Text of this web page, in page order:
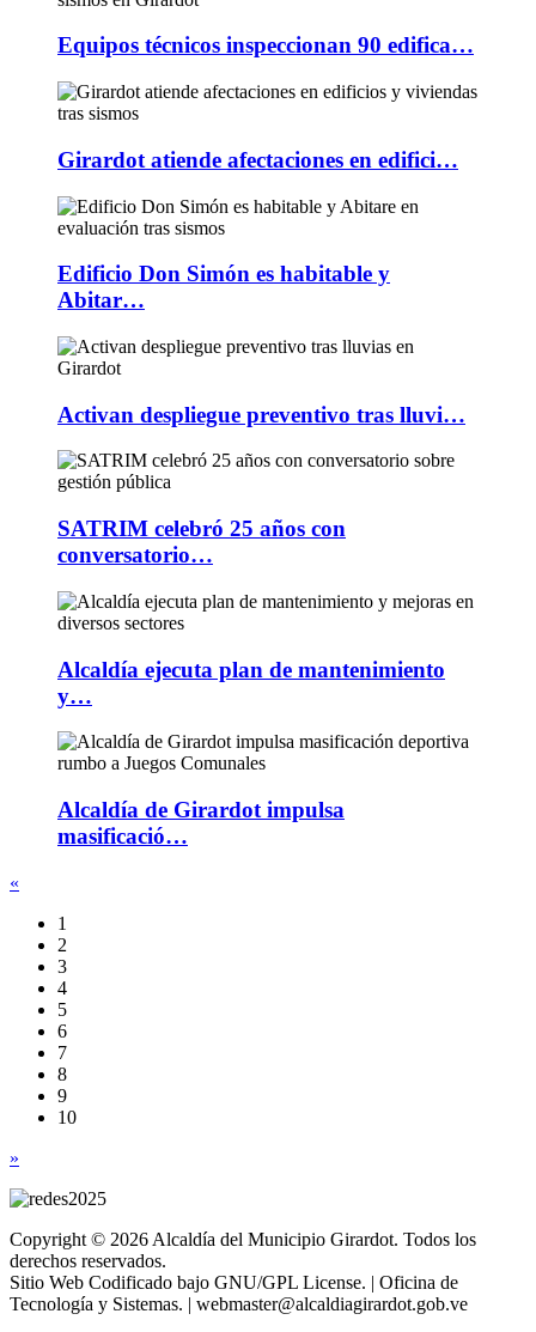
Equipos técnicos inspeccionan 90 edifica…
Girardot atiende afectaciones en edifici…
Edificio Don Simón es habitable y
Abitar…
Activan despliegue preventivo tras lluvi…
SATRIM celebró 25 años con
conversatorio…
Alcaldía ejecuta plan de mantenimiento
y…
Alcaldía de Girardot impulsa
masificació…
«
1
2
3
4
5
6
7
8
9
10
»
Copyright © 2026 Alcaldía del Municipio Girardot. Todos los
derechos reservados.
Sitio Web Codificado bajo GNU/GPL License. | Oficina de
Tecnología y Sistemas. | webmaster@alcaldiagirardot.gob.ve